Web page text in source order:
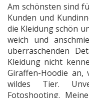
Am schönsten sind
Kunden und
die Kleidung schön
weich und
überraschenden
Kleidung nicht
Giraffen-Hoodie
wildes Tier.
Fotoshooting.